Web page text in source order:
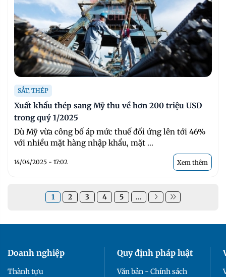
SẮT, THÉP
Xuất khẩu thép sang Mỹ thu về hơn 200 triệu USD
trong quý 1/2025
Dù Mỹ vừa công bố áp mức thuế đối ứng lên tới 46%
với nhiều mặt hàng nhập khẩu, mặt ...
14/04/2025 - 17:02 Xem thêm
1 2 3 4 5 ...
Doanh nghiệp
Thành tựu
Quy định pháp luật
Văn bản - Chính sách